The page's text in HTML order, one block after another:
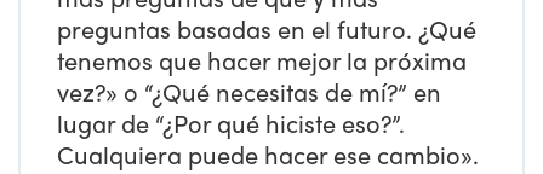
preguntas basadas en el futuro. ¿Qué
tenemos que hacer mejor la próxima
vez?» o “¿Qué necesitas de mí?” en
lugar de “¿Por qué hiciste eso?”.
Cualquiera puede hacer ese cambio».